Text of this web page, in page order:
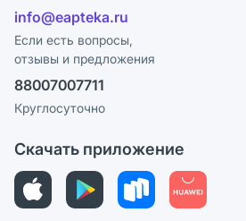
Блог
Лицензия
Реклама на сайте
Ваши товары на ЕАПТЕКЕ
Программа СберСпасибо
Политика конфиденциальности
Пользовательское соглашение
Политика рекомендаций
Этика и соответствие
Политика в отношении обработки
info@eapteka.ru
Если есть вопросы,
отзывы и предложения
88007007711
Круглосуточно
Скачать приложение